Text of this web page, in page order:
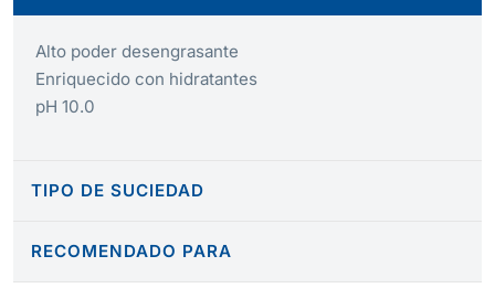
Alto poder desengrasante
Enriquecido con hidratantes
pH 10.0
TIPO DE SUCIEDAD
RECOMENDADO PARA